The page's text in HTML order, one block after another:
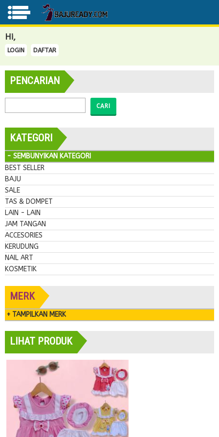
Hi,
LOGIN DAFTAR
PENCARIAN
CARI
KATEGORI
- SEMBUNYIKAN KATEGORI
BEST SELLER
BAJU
SALE
TAS & DOMPET
LAIN - LAIN
JAM TANGAN
ACCESORIES
KERUDUNG
NAIL ART
KOSMETIK
MERK
+ TAMPILKAN MERK
LIHAT PRODUK